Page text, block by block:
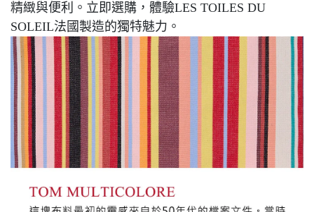
精緻與便利。立即選購，體驗LES TOILES DU
SOLEIL法國製造的獨特魅力。